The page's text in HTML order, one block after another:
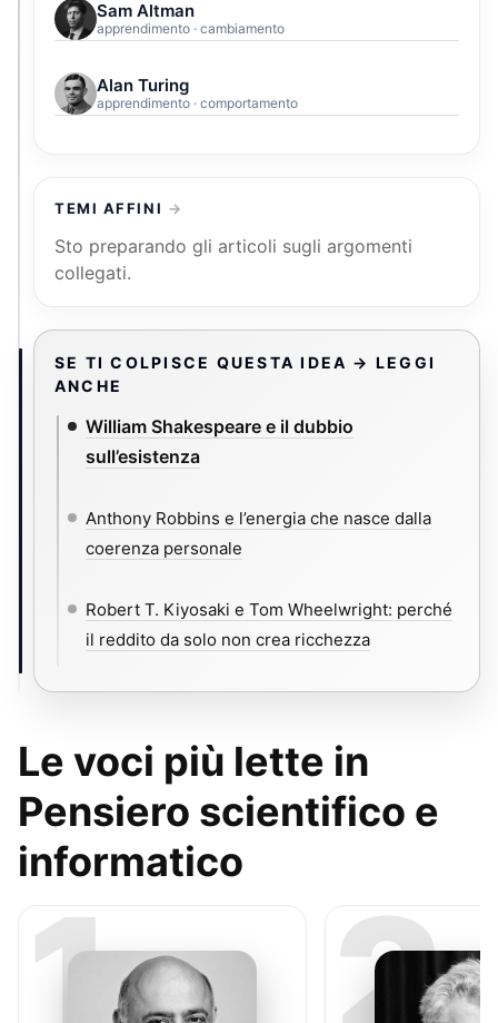
Sam Altman
apprendimento · cambiamento
Alan Turing
apprendimento · comportamento
TEMI AFFINI
Sto preparando gli articoli sugli argomenti
collegati.
SE TI COLPISCE QUESTA IDEA → LEGGI
ANCHE
William Shakespeare e il dubbio
sull’esistenza
Anthony Robbins e l’energia che nasce dalla
coerenza personale
Robert T. Kiyosaki e Tom Wheelwright: perché
il reddito da solo non crea ricchezza
Le voci più lette in
Pensiero scientifico e
informatico
1 2